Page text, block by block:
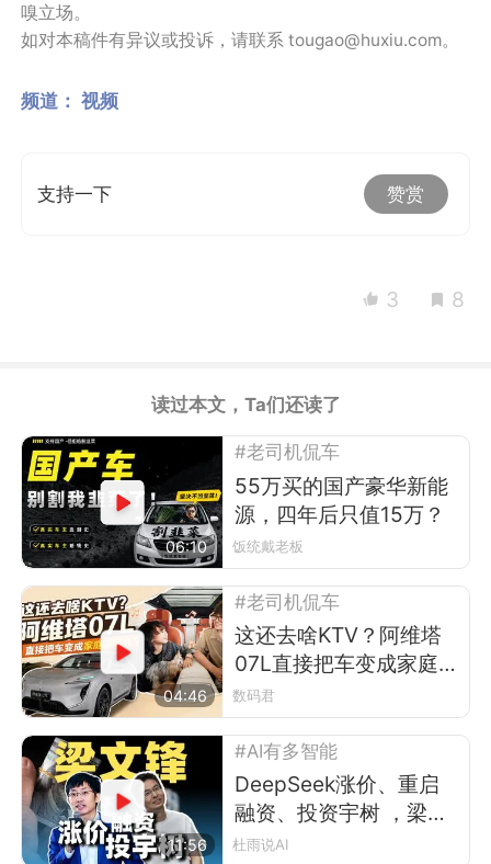
嗅立场。
如对本稿件有异议或投诉，请联系 tougao@huxiu.com。
频道： 视频
支持一下 赞赏
3 8
读过本文，Ta们还读了
06:10
#老司机侃车
55万买的国产豪华新能
源，四年后只值15万？
饭统戴老板
04:46
#老司机侃车
这还去啥KTV？阿维塔
07L直接把车变成家庭演
唱会
数码君
11:56
#AI有多智能
DeepSeek涨价、重启
融资、投资宇树 ，梁文
锋在布什么局？
杜雨说AI